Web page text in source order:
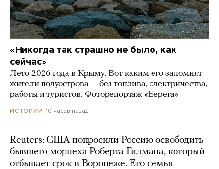
«Никогда так страшно не было, как
сейчас»
Лето 2026 года в Крыму. Вот каким его запомнят
жители полуострова — без топлива, электричества,
работы и туристов. Фоторепортаж «Берега»
ИСТОРИИ 10 часов назад
Reuters: США попросили Россию освободить
бывшего морпеха Роберта Гилмана, который
отбывает срок в Воронеже. Его семья